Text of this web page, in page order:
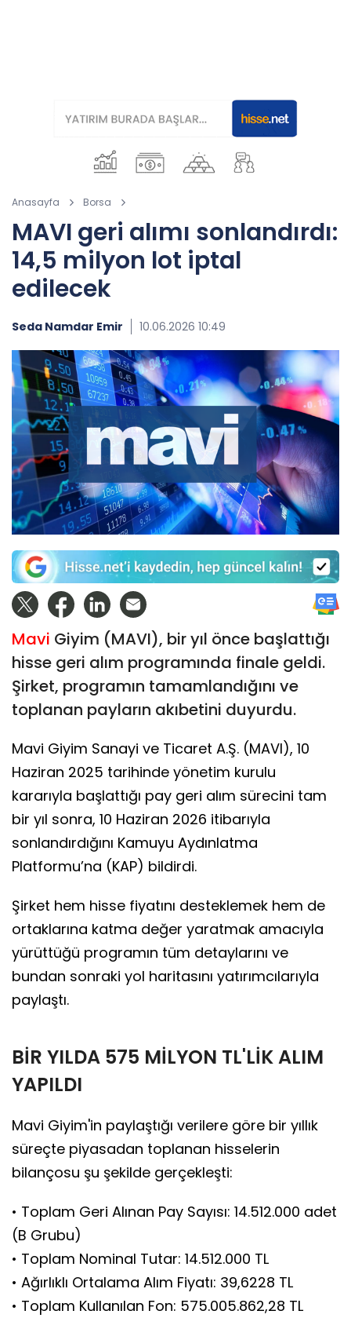
Anasayfa Borsa
MAVI geri alımı sonlandırdı:
14,5 milyon lot iptal
edilecek
Seda Namdar Emir 10.06.2026 10:49
Mavi Giyim (MAVI), bir yıl önce başlattığı
hisse geri alım programında finale geldi.
Şirket, programın tamamlandığını ve
toplanan payların akıbetini duyurdu.
Mavi Giyim Sanayi ve Ticaret A.Ş. (MAVI), 10
Haziran 2025 tarihinde yönetim kurulu
kararıyla başlattığı pay geri alım sürecini tam
bir yıl sonra, 10 Haziran 2026 itibarıyla
sonlandırdığını Kamuyu Aydınlatma
Platformu’na (KAP) bildirdi.
Şirket hem hisse fiyatını desteklemek hem de
ortaklarına katma değer yaratmak amacıyla
yürüttüğü programın tüm detaylarını ve
bundan sonraki yol haritasını yatırımcılarıyla
paylaştı.
BİR YILDA 575 MİLYON TL'LİK ALIM
YAPILDI
Mavi Giyim'in paylaştığı verilere göre bir yıllık
süreçte piyasadan toplanan hisselerin
bilançosu şu şekilde gerçekleşti:
• Toplam Geri Alınan Pay Sayısı: 14.512.000 adet
(B Grubu)
• Toplam Nominal Tutar: 14.512.000 TL
• Ağırlıklı Ortalama Alım Fiyatı: 39,6228 TL
• Toplam Kullanılan Fon: 575.005.862,28 TL